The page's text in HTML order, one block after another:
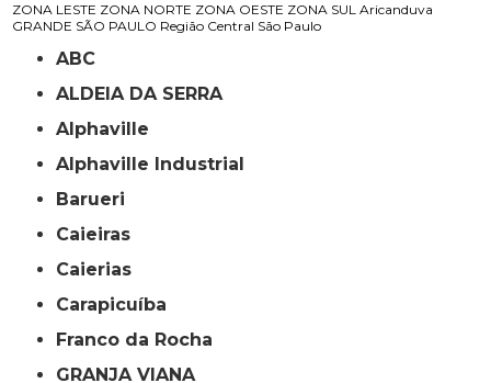
ZONA LESTE ZONA NORTE ZONA OESTE ZONA SUL Aricanduva
GRANDE SÃO PAULO Região Central São Paulo
ABC
ALDEIA DA SERRA
Alphaville
Alphaville Industrial
Barueri
Caieiras
Caierias
Carapicuíba
Franco da Rocha
GRANJA VIANA